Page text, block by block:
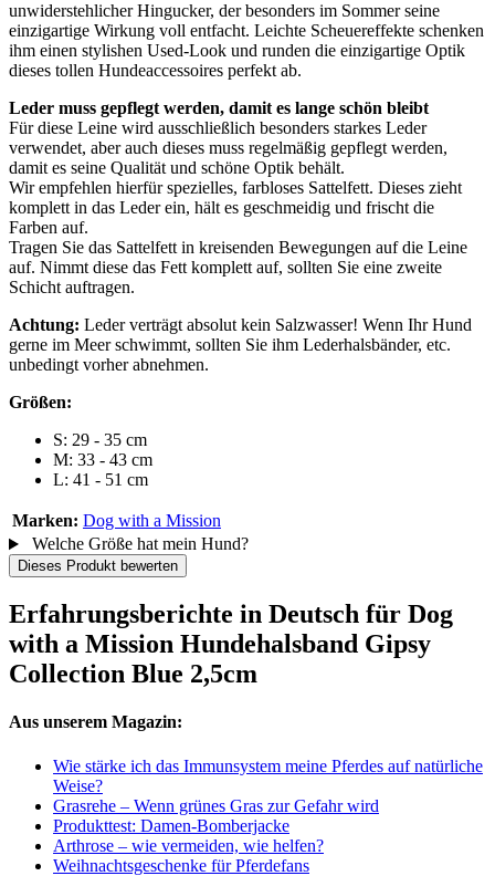
unwiderstehlicher Hingucker, der besonders im Sommer seine
einzigartige Wirkung voll entfacht. Leichte Scheuereffekte schenken
ihm einen stylishen Used-Look und runden die einzigartige Optik
dieses tollen Hundeaccessoires perfekt ab.
Leder muss gepflegt werden, damit es lange schön bleibt
Für diese Leine wird ausschließlich besonders starkes Leder
verwendet, aber auch dieses muss regelmäßig gepflegt werden,
damit es seine Qualität und schöne Optik behält.
Wir empfehlen hierfür spezielles, farbloses Sattelfett. Dieses zieht
komplett in das Leder ein, hält es geschmeidig und frischt die
Farben auf.
Tragen Sie das Sattelfett in kreisenden Bewegungen auf die Leine
auf. Nimmt diese das Fett komplett auf, sollten Sie eine zweite
Schicht auftragen.
Achtung: Leder verträgt absolut kein Salzwasser! Wenn Ihr Hund
gerne im Meer schwimmt, sollten Sie ihm Lederhalsbänder, etc.
unbedingt vorher abnehmen.
Größen:
S: 29 - 35 cm
M: 33 - 43 cm
L: 41 - 51 cm
Marken: Dog with a Mission
Welche Größe hat mein Hund?
Dieses Produkt bewerten
Erfahrungsberichte in Deutsch für Dog
with a Mission Hundehalsband Gipsy
Collection Blue 2,5cm
Aus unserem Magazin:
Wie stärke ich das Immunsystem meine Pferdes auf natürliche
Weise?
Grasrehe – Wenn grünes Gras zur Gefahr wird
Produkttest: Damen-Bomberjacke
Arthrose – wie vermeiden, wie helfen?
Weihnachtsgeschenke für Pferdefans